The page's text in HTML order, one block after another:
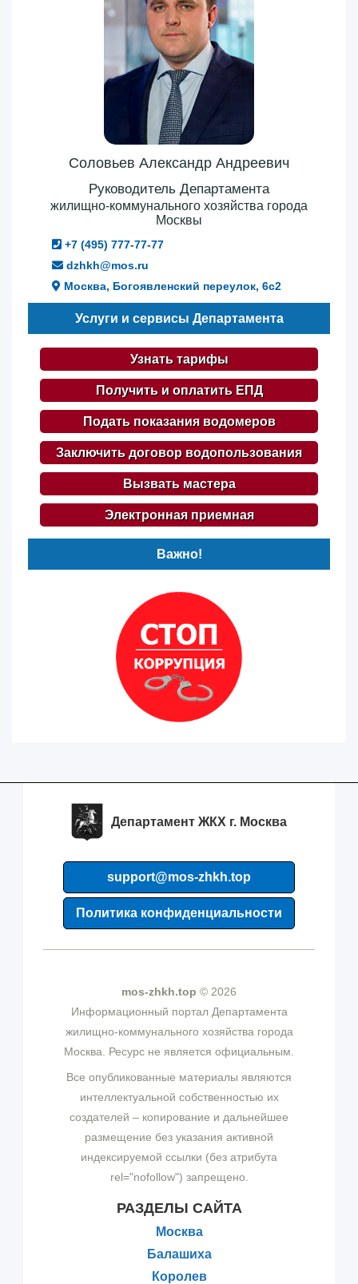
Соловьев Александр Андреевич
Руководитель Департамента
жилищно-коммунального хозяйства города
Москвы
+7 (495) 777-77-77
dzhkh@mos.ru
Москва, Богоявленский переулок, 6с2
Услуги и сервисы Департамента
Узнать тарифы
Получить и оплатить ЕПД
Подать показания водомеров
Заключить договор водопользования
Вызвать мастера
Электронная приемная
Важно!
Департамент ЖКХ г. Москва
support@mos-zhkh.top
Политика конфиденциальности
mos-zhkh.top © 2026
Информационный портал Департамента
жилищно-коммунального хозяйства города
Москва. Ресурс не является официальным.
Все опубликованные материалы являются
интеллектуальной собственностью их
создателей – копирование и дальнейшее
размещение без указания активной
индексируемой ссылки (без атрибута
rel="nofollow") запрещено.
РАЗДЕЛЫ САЙТА
Москва
Балашиха
Королев